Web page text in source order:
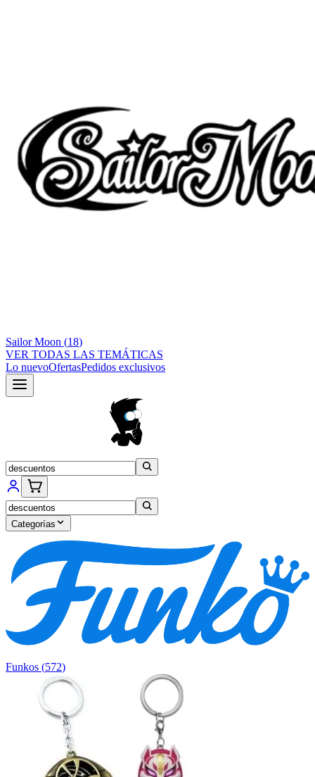
Sailor Moon (18)
VER TODAS LAS TEMÁTICAS
Lo nuevoOfertasPedidos exclusivos
Categorías
Funkos (572)